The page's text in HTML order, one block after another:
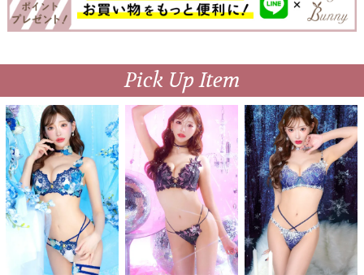
Pick Up Item